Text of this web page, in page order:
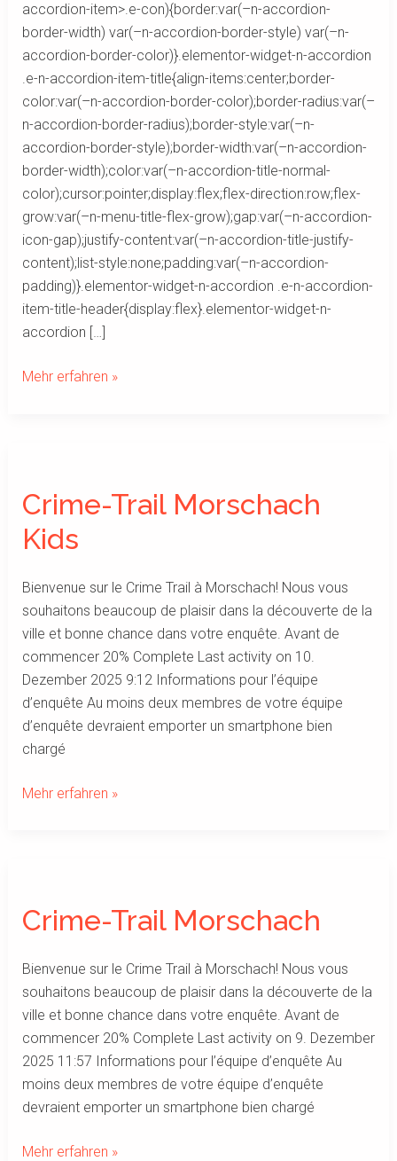
accordion-item>.e-con){border:var(–n-accordion-
border-width) var(–n-accordion-border-style) var(–n-
accordion-border-color)}.elementor-widget-n-accordion
.e-n-accordion-item-title{align-items:center;border-
color:var(–n-accordion-border-color);border-radius:var(–
n-accordion-border-radius);border-style:var(–n-
accordion-border-style);border-width:var(–n-accordion-
border-width);color:var(–n-accordion-title-normal-
color);cursor:pointer;display:flex;flex-direction:row;flex-
grow:var(–n-menu-title-flex-grow);gap:var(–n-accordion-
icon-gap);justify-content:var(–n-accordion-title-justify-
content);list-style:none;padding:var(–n-accordion-
padding)}.elementor-widget-n-accordion .e-n-accordion-
item-title-header{display:flex}.elementor-widget-n-
accordion […]
Mehr erfahren »
Crime-Trail Morschach
Kids
Bienvenue sur le Crime Trail à Morschach! Nous vous
souhaitons beaucoup de plaisir dans la découverte de la
ville et bonne chance dans votre enquête. Avant de
commencer 20% Complete Last activity on 10.
Dezember 2025 9:12 Informations pour l’équipe
d’enquête Au moins deux membres de votre équipe
d’enquête devraient emporter un smartphone bien
chargé
Morschach
Mehr erfahren »
Crime-Trail Morschach
Bienvenue sur le Crime Trail à Morschach! Nous vous
souhaitons beaucoup de plaisir dans la découverte de la
ville et bonne chance dans votre enquête. Avant de
commencer 20% Complete Last activity on 9. Dezember
2025 11:57 Informations pour l’équipe d’enquête Au
moins deux membres de votre équipe d’enquête
devraient emporter un smartphone bien chargé
Morschach
Mehr erfahren »